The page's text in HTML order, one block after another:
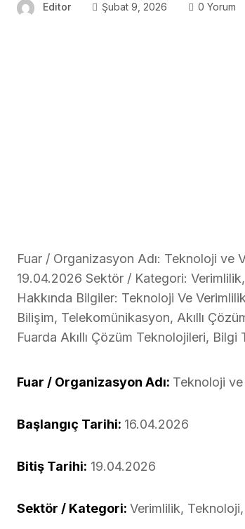
Editor Şubat 9, 2026 0 Yorum
Fuar / Organizasyon Adı: Teknoloji ve
19.04.2026 Sektör / Kategori:
Hakkında Bilgiler: Teknoloji Ve
Bilişim, Telekomünikasyon, Akıllı
Fuarda Akıllı Çözüm Teknolojileri,
Fuar / Organizasyon Adı: Teknoloji ve
Başlangıç Tarihi: 16.04.2026
Bitiş Tarihi: 19.04.2026
Sektör / Kategori: Verimlilik,